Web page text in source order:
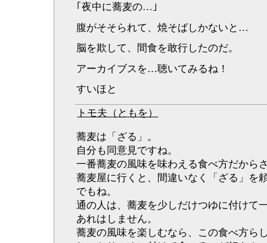
｢夜中に蕎麦の…｣
腹がそそられて、焼そばしかないと…
脳を欺して、間食を敢行したのだ。
アーカイブスを…聴いてみるね！
すいほと
トモ夫（ともを）
蕎麦は「ざる」。
自分も同意見ですね。
一番蕎麦の風味を味わえる食べ方だから
蕎麦屋に行くと、間違いなく「ざる」を
でもね。
通の人は、蕎麦を少しだけつゆに付けて
あれはしません。
蕎麦の風味を楽しむなら、この食べ方ら